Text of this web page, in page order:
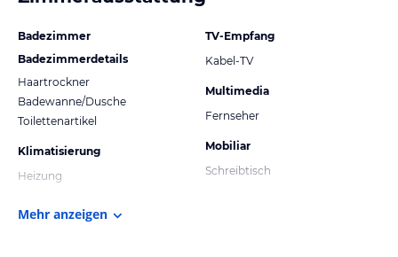
Badezimmer
Badezimmerdetails
Haartrockner
Badewanne/Dusche
Toilettenartikel
Klimatisierung
Heizung
TV-Empfang
Kabel-TV
Multimedia
Fernseher
Mobiliar
Schreibtisch
Mehr anzeigen